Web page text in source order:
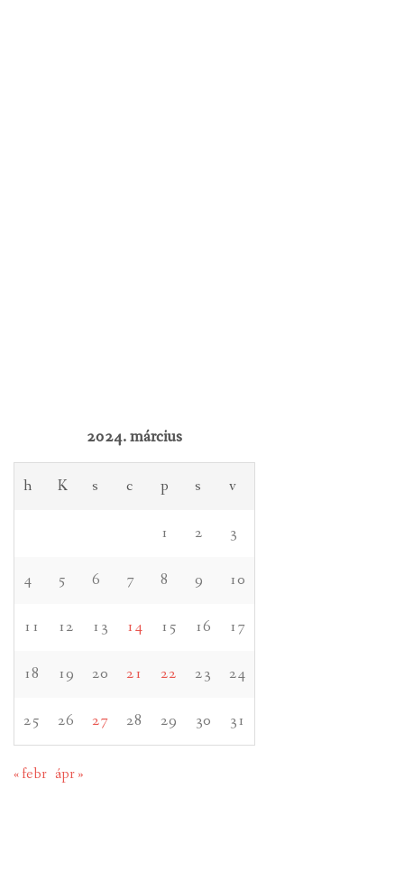
2024. március
h K s c p s v
1 2 3
4 5 6 7 8 9 10
11 12 13 14 15 16 17
18 19 20 21 22 23 24
25 26 27 28 29 30 31
« febr ápr »